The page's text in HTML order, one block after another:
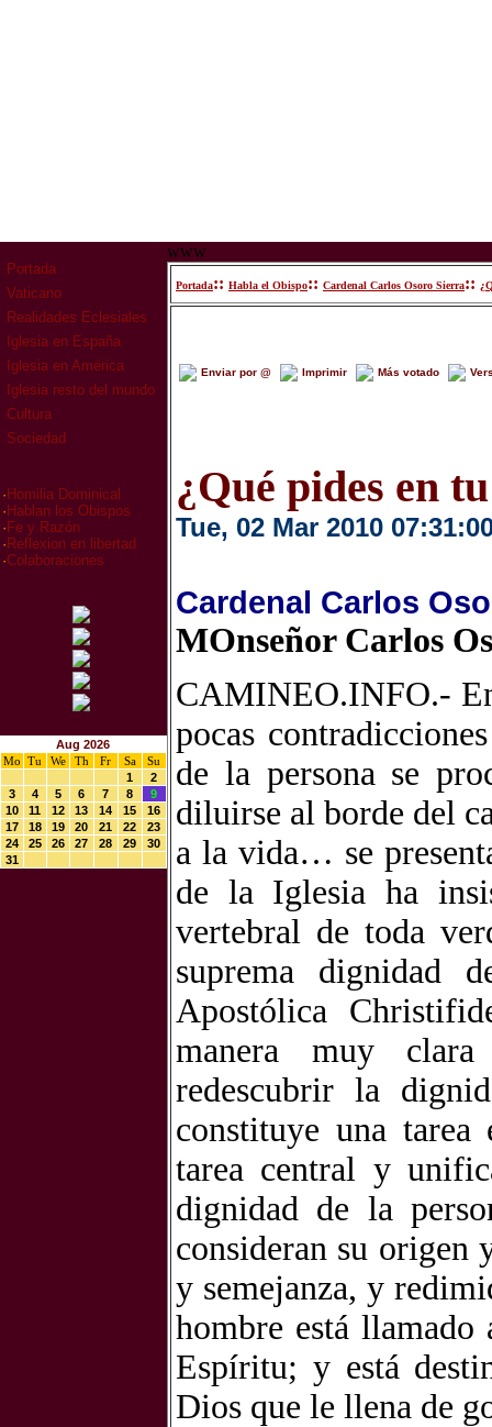
Portada
Vaticano
Realidades Eclesiales
Iglesia en España
Iglesia en América
Iglesia resto del mundo
Cultura
Sociedad
· Homilia Dominical
· Hablan los Obispos
· Fe y Razón
· Reflexion en libertad
·Colaboraciones
Aug 2026
Mo
Tu We Th Fr Sa
Su
1
2
3
4 5 6 7 8
9
10
11 12 13 14 15
16
17
18 19 20 21 22
23
24
25 26 27 28 29
30
31
www
Portada:: Habla el Obispo:: Cardenal Carlos Osoro Sierra::
Enviar por @ Imprimir Más votado
¿Qué pides en
Tue, 02 Mar 2010
Cardenal Carlos
MOnseñor Carlos
CAMINEO.INFO.-
pocas
de la persona se
diluirse al borde del
a la vida… se
de la Iglesia ha
vertebral de toda
suprema dignidad
Apostólica
manera muy
redescubrir la
constituye una
tarea central y
dignidad de la
consideran su origen
y semejanza, y
hombre está
Espíritu; y está
Dios que le llena de